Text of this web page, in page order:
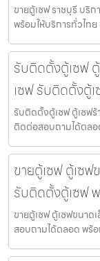
ขายตู้เซฟ ราชบุรี บริ
พร้อมให้บริการทั่วไทย
รับติดตั้งตู้เซฟ
เซฟ รับติดตั้งตู้
รับติดตั้งตู้เซฟ ตู้เซฟ
ติดต่อสอบถามได้ตลอ
ขายตู้เซฟ ตู้เซฟ
รับติดตั้งตู้เซฟ
ขายตู้เซฟ ตู้เซฟขนาด
สอบถามได้ตลอด พร้